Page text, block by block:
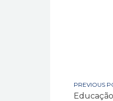
PREVIOUS